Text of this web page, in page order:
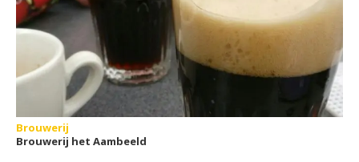
Brouwerij
Brouwerij het Aambeeld